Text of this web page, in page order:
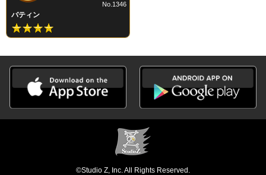
バティン
No.1346
©Studio Z, Inc. All Rights Reserved.